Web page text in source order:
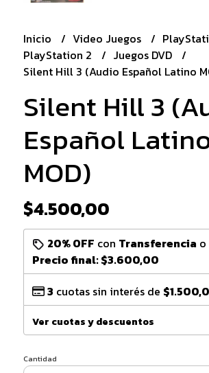
Inicio Video Juegos
PlayStation 2
Juegos DVD
Silent Hill 3 (Audio Español Latino
Silent Hill 3
Español
MOD)
$4.500,00
20% OFF con Transferencia o
Precio final:$3.600,00
3 cuotas sin interés de
Ver cuotas y descuentos
Cantidad